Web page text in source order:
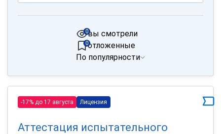
вы смотрели
0
отложенные
0
По популярности
-17% до 17 августа Лицензия
Аттестация испытательного